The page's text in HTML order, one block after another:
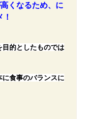
くなるため、に
的としたものでは
食事のバランスに